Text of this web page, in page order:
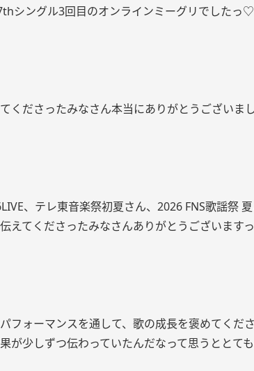
シングル3回目のオンラインミーグリでしたっ♡
くださったみなさん本当にありがとうございま
、テレ東音楽祭初夏さん、2026 FNS歌謡祭
えてくださったみなさんありがとうございます
フォーマンスを通して、歌の成長を褒めてくだ
が少しずつ伝わっていたんだなって思うととて